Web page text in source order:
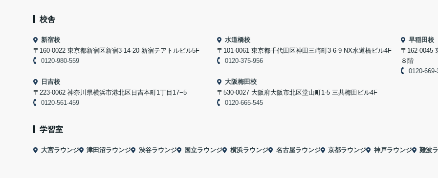
校舎
新宿校
〒160-0022 東京都新宿区新宿3-14-20 新宿テアトルビル5F
0120-980-559
水道橋校
〒101-0061 東京都千代田区神田三崎町3-6-9 NX水道橋ビル4F
0120-375-956
早稲田校
〒162-0045
８階
0120-669-
日吉校
〒223-0062 神奈川県横浜市港北区日吉本町1丁目17−5
0120-561-459
大阪梅田校
〒530-0027 大阪府大阪市北区堂山町1-5 三共梅田ビル4F
0120-665-545
学習室
大宮ラウンジ 津田沼ラウンジ 渋谷ラウンジ 国立ラウンジ 横浜ラウンジ 名古屋ラウンジ 京都ラウンジ 神戸ラウンジ 難波